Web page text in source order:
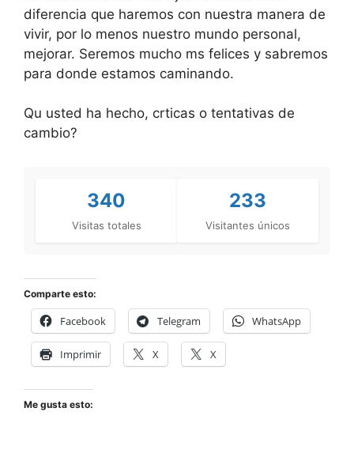
diferencia que haremos con nuestra manera de
vivir, por lo menos nuestro mundo personal,
mejorar. Seremos mucho ms felices y sabremos
para donde estamos caminando.
Qu usted ha hecho, crticas o tentativas de
cambio?
340
Visitas totales
233
Visitantes únicos
Comparte esto:
Facebook Telegram WhatsApp
Imprimir X X
Me gusta esto: